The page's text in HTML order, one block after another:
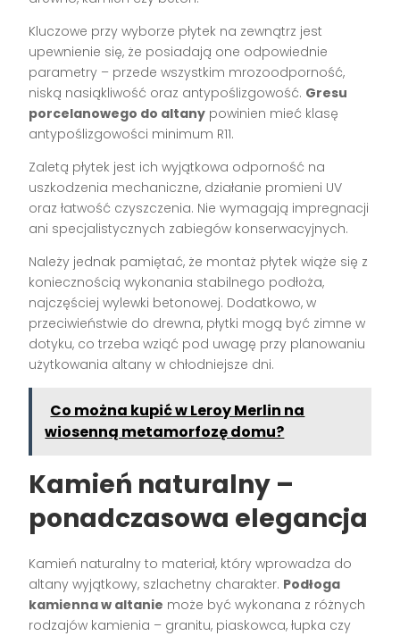
Kluczowe przy wyborze płytek na zewnątrz jest
upewnienie się, że posiadają one odpowiednie
parametry – przede wszystkim mrozoodporność,
niską nasiąkliwość oraz antypoślizgowość. Gresu
porcelanowego do altany powinien mieć klasę
antypoślizgowości minimum R11.
Zaletą płytek jest ich wyjątkowa odporność na
uszkodzenia mechaniczne, działanie promieni UV
oraz łatwość czyszczenia. Nie wymagają impregnacji
ani specjalistycznych zabiegów konserwacyjnych.
Należy jednak pamiętać, że montaż płytek wiąże się z
koniecznością wykonania stabilnego podłoża,
najczęściej wylewki betonowej. Dodatkowo, w
przeciwieństwie do drewna, płytki mogą być zimne w
dotyku, co trzeba wziąć pod uwagę przy planowaniu
użytkowania altany w chłodniejsze dni.
Co można kupić w Leroy Merlin na
wiosenną metamorfozę domu?
Kamień naturalny –
ponadczasowa elegancja
Kamień naturalny to materiał, który wprowadza do
altany wyjątkowy, szlachetny charakter. Podłoga
kamienna w altanie może być wykonana z różnych
rodzajów kamienia – granitu, piaskowca, łupka czy